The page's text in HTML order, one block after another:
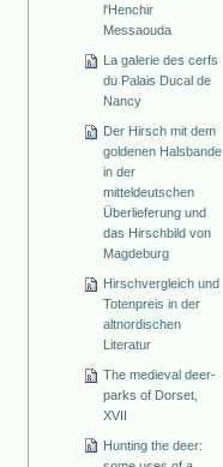
l'Henchir
Messaouda
La galerie des cerfs
du Palais Ducal de
Nancy
Der Hirsch mit dem
goldenen Halsbande
in der
mitteldeutschen
Überlieferung und
das Hirschbild von
Magdeburg
Hirschvergleich und
Totenpreis in der
altnordischen
Literatur
The medieval deer-
parks of Dorset,
XVII
Hunting the deer: